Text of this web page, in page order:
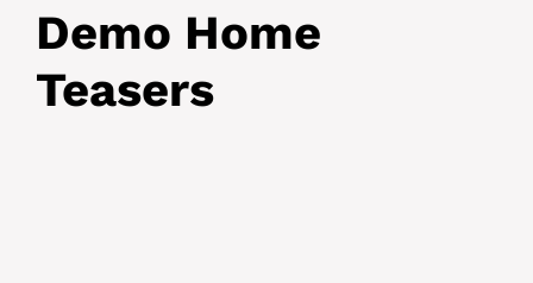
Demo Home
Teasers